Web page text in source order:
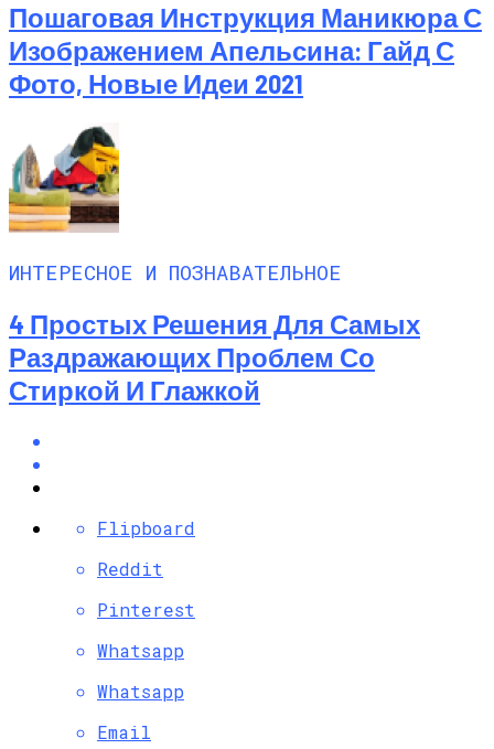
Пошаговая Инструкция Маникюра С
Изображением Апельсина: Гайд С
Фото, Новые Идеи 2021
ИНТЕРЕСНОЕ И ПОЗНАВАТЕЛЬНОЕ
4 Простых Решения Для Самых
Раздражающих Проблем Со
Стиркой И Глажкой
Flipboard
Reddit
Pinterest
Whatsapp
Whatsapp
Email